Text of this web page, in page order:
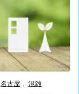
名古屋 , 混雑